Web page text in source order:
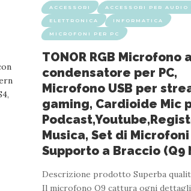
ACCESSORI ACCESSORI PER AUDIO
ELETTRONICA INFORMATICA
MICROFONI PER PC
TONOR RGB Microfono a
condensatore per PC,
Microfono USB per
gaming, Cardioide Mic
Musica, Set di
Supporto a Braccio (Q9
Descrizione prodotto Superba
Il microfono Q9 cattura ogni